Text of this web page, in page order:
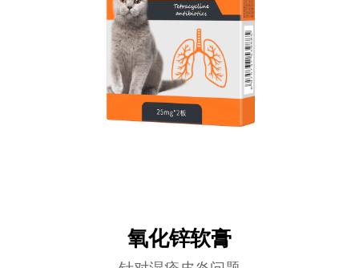
氧化锌软膏